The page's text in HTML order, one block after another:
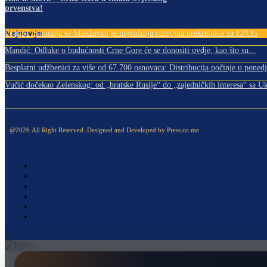
prvenstva!
Najnovije
Dragaš: Saradnja sa Masdarom je najvažnija razvojna prekretnica za EPCG
Mandić: Odluke o budućnosti Crne Gore će se donositi ovdje, kao što su...
Besplatni udžbenici za više od 67.700 osnovaca: Distribucija počinje u
Vučić dočekao Zelenskog: od „bratske Rusije“ do „zajedničkih interesa“ sa
@2026.All Right Reserved. Designed and Developed by Press.co.me